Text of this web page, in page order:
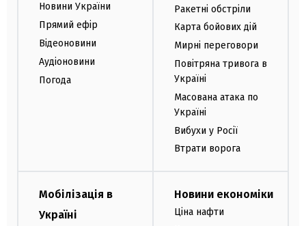
Новини України
Прямий ефір
Відеоновини
Аудіоновини
Погода
Ракетні обстріли
Карта бойових дій
Мирні переговори
Повітряна тривога в
Україні
Масована атака по
Україні
Вибухи у Росії
Втрати ворога
Мобілізація в
Україні
Новини економіки
Ціна нафти